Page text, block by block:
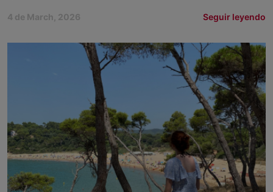
4 de March, 2026 Seguir leyendo